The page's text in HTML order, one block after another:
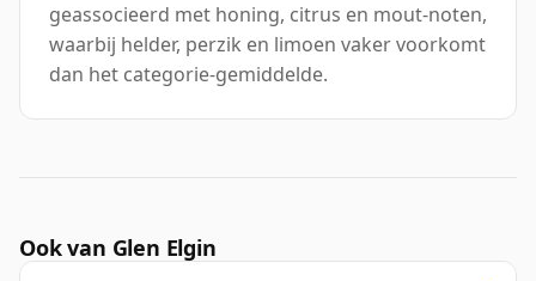
geassocieerd met honing, citrus en mout-noten,
waarbij helder, perzik en limoen vaker voorkomt
dan het categorie-gemiddelde.
Ook van Glen Elgin